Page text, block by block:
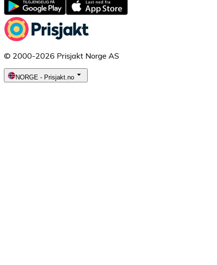
© 2000-2026 Prisjakt Norge AS
NORGE - Prisjakt.no